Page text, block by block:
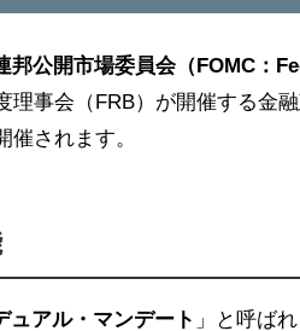
邦公開市場委員会（FOMC：
理事会（FRB）が開催する金
催されます。
ュアル・マンデート 」と呼ば